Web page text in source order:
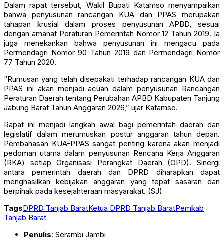
Dalam rapat tersebut, Wakil Bupati Katamso menyampaikan
bahwa penyusunan rancangan KUA dan PPAS merupakan
tahapan krusial dalam proses penyusunan APBD, sesuai
dengan amanat Peraturan Pemerintah Nomor 12 Tahun 2019. Ia
juga menekankan bahwa penyusunan ini mengacu pada
Permendagri Nomor 90 Tahun 2019 dan Permendagri Nomor
77 Tahun 2020.
“Rumusan yang telah disepakati terhadap rancangan KUA dan
PPAS ini akan menjadi acuan dalam penyusunan Rancangan
Peraturan Daerah tentang Perubahan APBD Kabupaten Tanjung
Jabung Barat Tahun Anggaran 2026,” ujar Katamso.
Rapat ini menjadi langkah awal bagi pemerintah daerah dan
legislatif dalam merumuskan postur anggaran tahun depan.
Pembahasan KUA-PPAS sangat penting karena akan menjadi
pedoman utama dalam penyusunan Rencana Kerja Anggaran
(RKA) setiap Organisasi Perangkat Daerah (OPD). Sinergi
antara pemerintah daerah dan DPRD diharapkan dapat
menghasilkan kebijakan anggaran yang tepat sasaran dan
berpihak pada kesejahteraan masyarakat. (SJ)
TagsDPRD Tanjab BaratKetua DPRD Tanjab BaratPemkab
Tanjab Barat
Penulis: Serambi Jambi